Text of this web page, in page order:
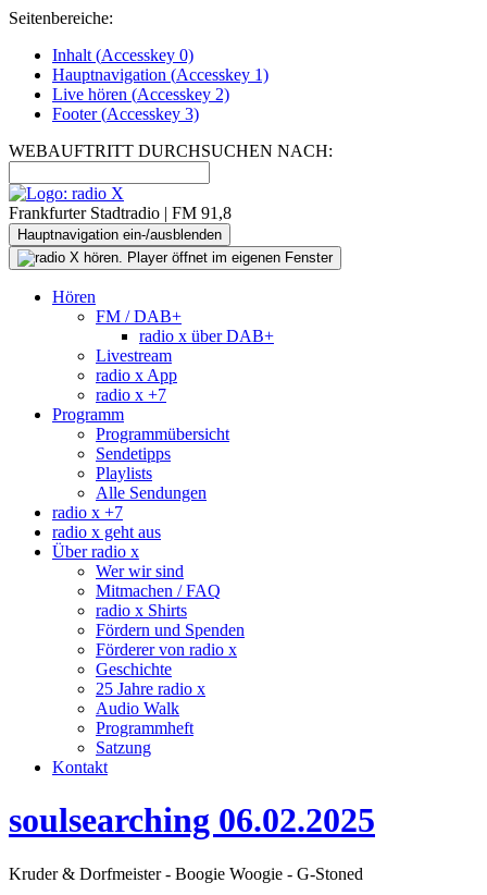
Seitenbereiche:
Inhalt (Accesskey 0)
Hauptnavigation (Accesskey 1)
Live hören (Accesskey 2)
Footer(Accesskey 3)
WEBAUFTRITT DURCHSUCHEN NACH:
Frankfurter Stadtradio | FM 91,8
Hauptnavigation ein-/ausblenden
Hören
FM / DAB+
radio x über DAB+
Livestream
radio x App
radio x +7
Programm
Programmübersicht
Sendetipps
Playlists
Alle Sendungen
radio x +7
radio x geht aus
Über radio x
Wer wir sind
Mitmachen / FAQ
radio x Shirts
Fördern und Spenden
Förderer von radio x
Geschichte
25 Jahre radio x
Audio Walk
Programmheft
Satzung
Kontakt
soulsearching 06.02.2025
Kruder & Dorfmeister - Boogie Woogie - G-Stoned